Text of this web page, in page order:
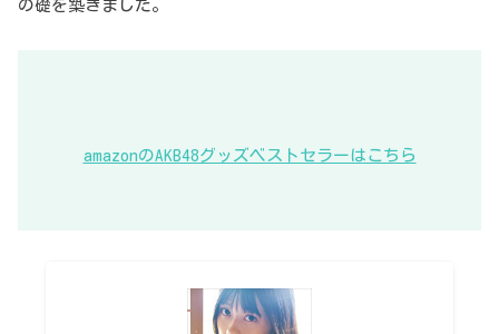
の礎を築きました。
amazonのAKB48グッズベストセラーはこちら